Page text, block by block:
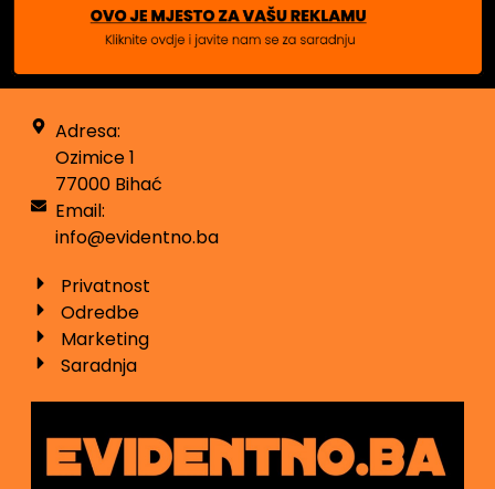
Adresa:
Ozimice 1
77000 Bihać
Email:
info@evidentno.ba
Privatnost
Odredbe
Marketing
Saradnja